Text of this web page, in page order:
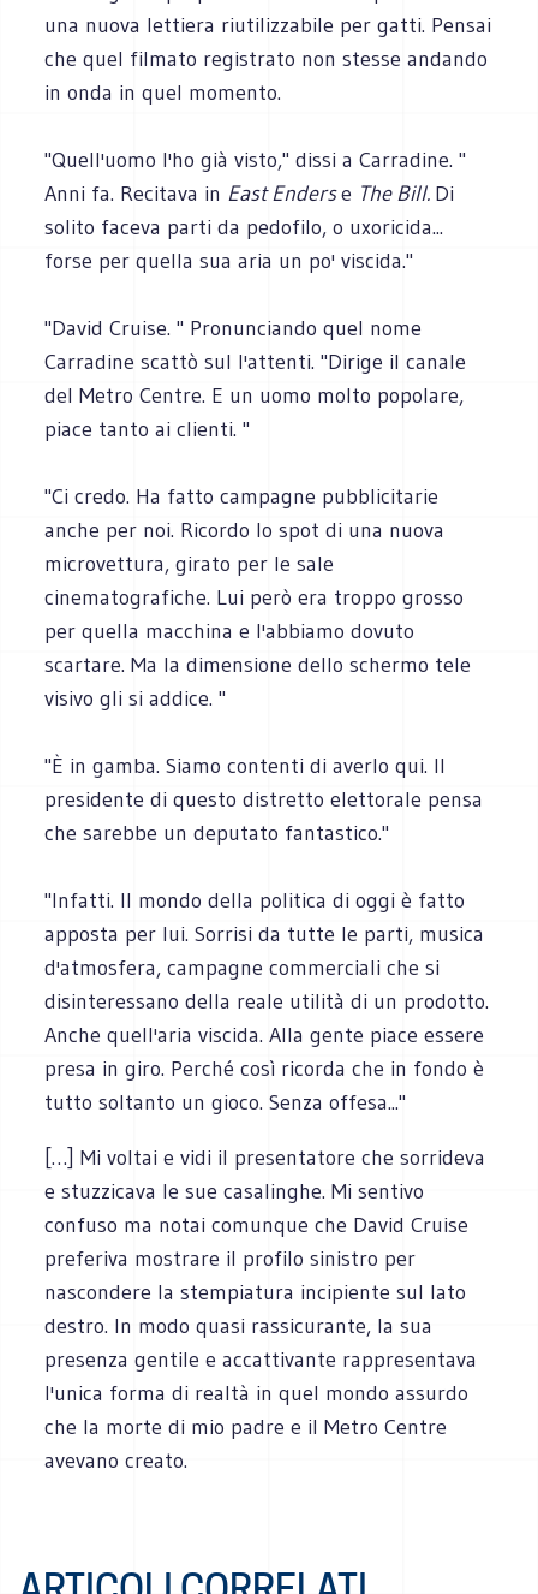
una nuova lettiera riutilizzabile per gatti. Pensai
che quel filmato registrato non stesse andando
in onda in quel momento.
"Quell'uomo l'ho già visto," dissi a Carradine. "
Anni fa. Recitava in East Enderse The BilI. Di
solito faceva parti da pedofilo, o uxoricida...
forse per quella sua aria un po' viscida."
"David Cruise. " Pronunciando quel nome
Carradine scattò sul l'attenti. "Dirige il canale
del Metro Centre. E un uomo molto popolare,
piace tanto ai clienti. "
"Ci credo. Ha fatto campagne pubblicitarie
anche per noi. Ricordo lo spot di una nuova
microvettura, girato per le sale
cinematografiche. Lui però era troppo grosso
per quella macchina e l'abbiamo dovuto
scartare. Ma la dimensione dello schermo tele
visivo gli si addice. "
"È in gamba. Siamo contenti di averlo qui. Il
presidente di questo distretto elettorale pensa
che sarebbe un deputato fantastico."
"Infatti. Il mondo della politica di oggi è fatto
apposta per lui. Sorrisi da tutte le parti, musica
d'atmosfera, campagne commerciali che si
disinteressano della reale utilità di un prodotto.
Anche quell'aria viscida. Alla gente piace essere
presa in giro. Perché così ricorda che in fondo è
tutto soltanto un gioco. Senza offesa..."
[…] Mi voltai e vidi il presentatore che sorrideva
e stuzzicava le sue casalinghe. Mi sentivo
confuso ma notai comunque che David Cruise
preferiva mostrare il profilo sinistro per
nascondere la stempiatura incipiente sul lato
destro. In modo quasi rassicurante, la sua
presenza gentile e accattivante rappresentava
l'unica forma di realtà in quel mondo assurdo
che la morte di mio padre e il Metro Centre
avevano creato.